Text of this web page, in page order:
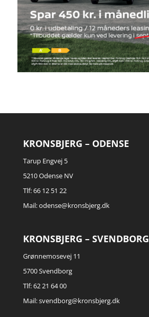
KRONSBJERG – ODENSE
Tarup Engvej 5
5210 Odense NV
Tlf: 66 12 51 22
Mail:odense@kronsbjerg.dk
KRONSBJERG – SVENDBORG
Grønnemosevej 11
5700 Svendborg
Tlf: 62 21 64 00
Mail:svendborg@kronsbjerg.dk